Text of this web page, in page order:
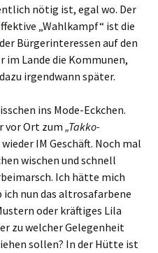
nötig ist, egal wo. Der
„Wahlkampf“ ist die
Bürgerinteressen auf den
im Lande die Kommunen,
irgendwann später.
ins Mode-Eckchen.
vor Ort zum „Takko-
IM Geschäft. Noch mal
wischen und schnell
Ich hätte mich
nun das altrosafarbene
oder kräftiges Lila
zu welcher Gelegenheit
sollen? In der Hütte ist